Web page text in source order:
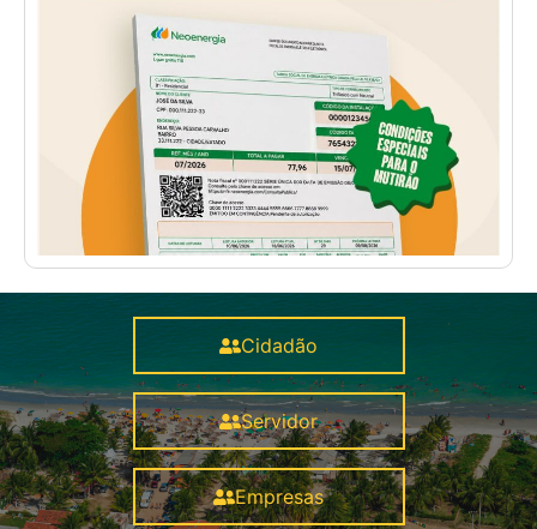
Cidadão
Servidor
Empresas